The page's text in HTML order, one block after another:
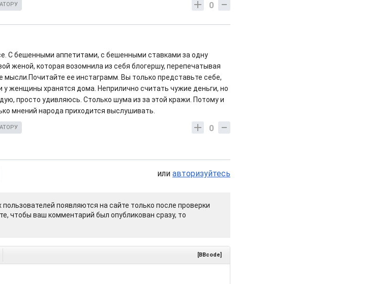
0
С бешенными аппетитами, с бешенными ставками за одну
женой, которая возомнила из себя блогершу, перепечатывая
мысли.Почитайте ее инстаграмм. Вы только представьте себе,
женщины хранятся дома. Неприлично считать чужие деньги, но
просто удивляюсь. Столько шума из за этой кражи. Потому и
мнений народа приходится выслушивать.
0
или авторизуйтесь
появляются на сайте только после проверки
чтобы ваш комментарий был опубликован сразу, то
[BBcode]